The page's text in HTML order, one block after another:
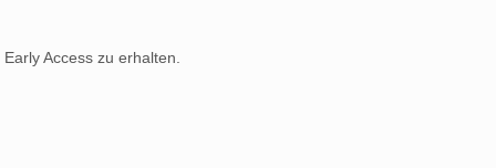
Access zu erhalten.